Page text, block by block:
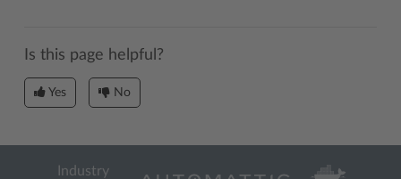
Is this page helpful?
Yes No
Industry